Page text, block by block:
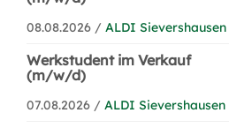
08.08.2026 / ALDI Sievershausen
Werkstudent im Verkauf
(m/w/d)
07.08.2026 / ALDI Sievershausen